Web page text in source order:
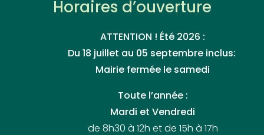
Horaires d’ouverture
ATTENTION ! Été 2026 :
Du 18 juillet au 05 septembre inclus:
Mairie fermée le samedi
Toute l’année :
Mardi et Vendredi
de 8h30 à 12h et de 15h à 17h